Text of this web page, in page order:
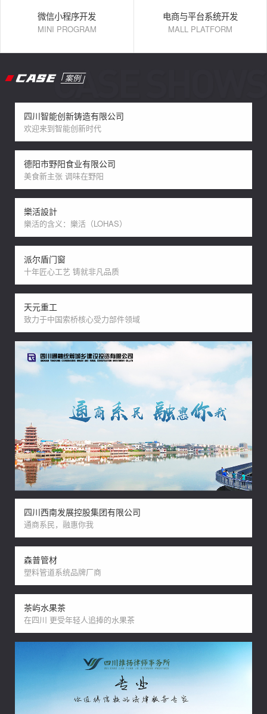
微信小程序开发
MINI PROGRAM
电商与平台系统开发
MALL PLATFORM
CASE 案例
四川智能创新铸造有限公司
欢迎来到智能创新时代
德阳市野阳食业有限公司
美食新主张 调味在野阳
樂活設計
樂活的含义：樂活（LOHAS）
派尔盾门窗
十年匠心工艺 铸就非凡品质
天元重工
致力于中国索桥核心受力部件领域
四川西南发展控股集团有限公司
通商系民，融惠你我
森普管材
塑料管道系统品牌厂商
茶屿水果茶
在四川 更受年轻人追捧的水果茶